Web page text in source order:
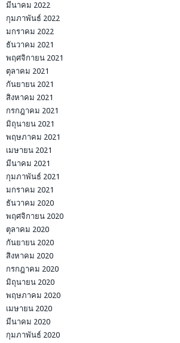
มีนาคม 2022
กุมภาพันธ์ 2022
มกราคม 2022
ธันวาคม 2021
พฤศจิกายน 2021
ตุลาคม 2021
กันยายน 2021
สิงหาคม 2021
กรกฎาคม 2021
มิถุนายน 2021
พฤษภาคม 2021
เมษายน 2021
มีนาคม 2021
กุมภาพันธ์ 2021
มกราคม 2021
ธันวาคม 2020
พฤศจิกายน 2020
ตุลาคม 2020
กันยายน 2020
สิงหาคม 2020
กรกฎาคม 2020
มิถุนายน 2020
พฤษภาคม 2020
เมษายน 2020
มีนาคม 2020
กุมภาพันธ์ 2020